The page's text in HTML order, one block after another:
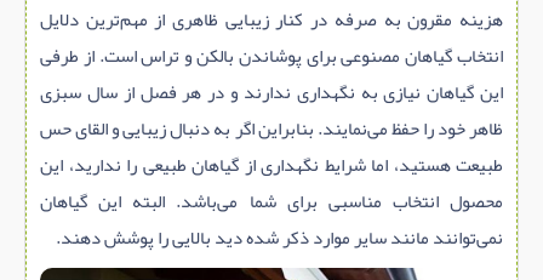
هزینه مقرون به صرفه در کنار زیبایی ظاهری از مهم‌ترین دلایل
انتخاب گیاهان مصنوعی برای پوشاندن بالکن و تراس است. از طرفی
این گیاهان نیازی به نگهداری ندارند و در هر فصل از سال سبزی
ظاهر خود را حفظ می‌نمایند. بنابراین اگر به دنبال زیبایی و القای حس
طبیعت هستید، اما شرایط نگهداری از گیاهان طبیعی را ندارید، این
محصول انتخاب مناسبی برای شما می‌باشد. البته این گیاهان
نمی‌توانند مانند سایر موارد ذکر شده دید بالایی را پوشش دهند.